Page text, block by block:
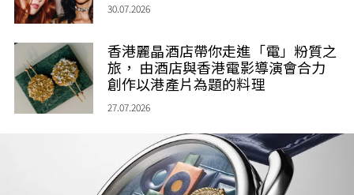
30.07.2026
香港麗晶酒店帶你走進「電」粉質之
旅， 由酒店與香港電影導演會合力
創作以港產片為題的料理
27.07.2026